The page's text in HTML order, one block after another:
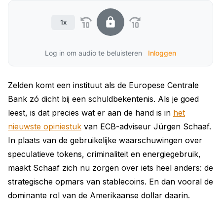
1x
Log in om audio te beluisteren Inloggen
Zelden komt een instituut als de Europese Centrale
Bank zó dicht bij een schuldbekentenis. Als je goed
leest, is dat precies wat er aan de hand is in het
nieuwste opiniestuk van ECB-adviseur Jürgen Schaaf.
In plaats van de gebruikelijke waarschuwingen over
speculatieve tokens, criminaliteit en energiegebruik,
maakt Schaaf zich nu zorgen over iets heel anders: de
strategische opmars van stablecoins. En dan vooral de
dominante rol van de Amerikaanse dollar daarin.